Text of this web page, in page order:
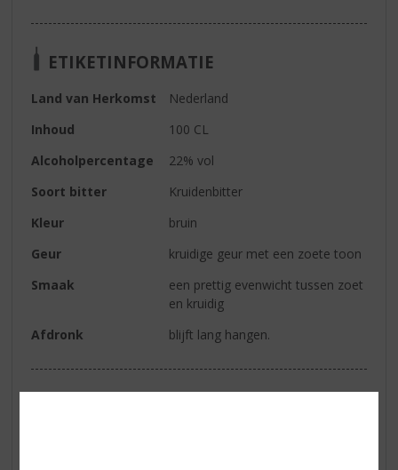
ETIKETINFORMATIE
Land van Herkomst
Nederland
Inhoud
100 CL
Alcoholpercentage
22% vol
Soort bitter
Kruidenbitter
Kleur
bruin
Geur
kruidige geur met een zoete toon
Smaak
een prettig evenwicht tussen zoet
en kruidig
Afdronk
blijft lang hangen.